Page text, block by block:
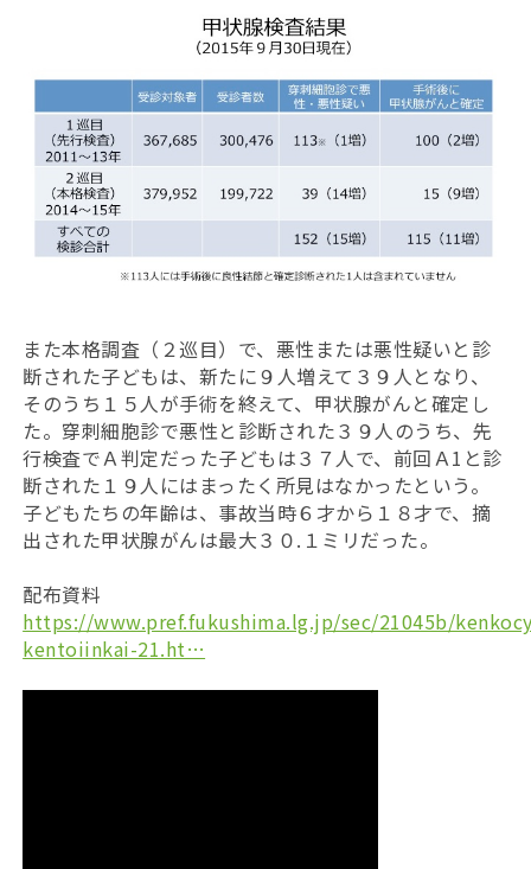
また本格調査（２巡目）で、悪性または悪性疑いと診
断された子どもは、新たに９人増えて３９人となり、
そのうち１５人が手術を終えて、甲状腺がんと確定し
た。穿刺細胞診で悪性と診断された３９人のうち、先
行検査でＡ判定だった子どもは３７人で、前回Ａ1と診
断された１９人にはまったく所見はなかったという。
子どもたちの年齢は、事故当時６才から１８才で、摘
出された甲状腺がんは最大３０.１ミリだった。
配布資料
https://www.pref.fukushima.lg.jp/sec/21045b/
kentoiinkai-21.ht…